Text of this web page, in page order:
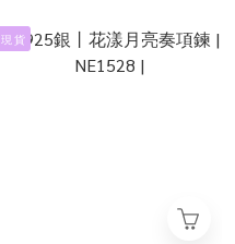
現 貨